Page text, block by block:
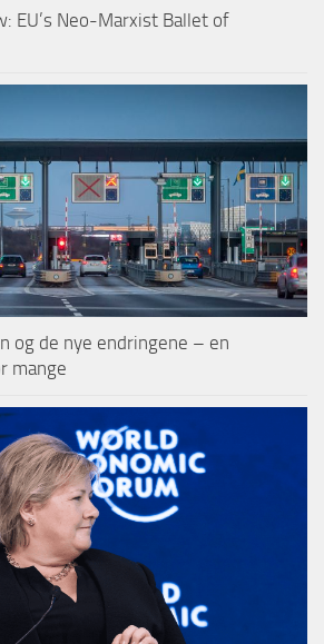
EU’s Neo-Marxist Ballet of
og de nye endringene – en
mange